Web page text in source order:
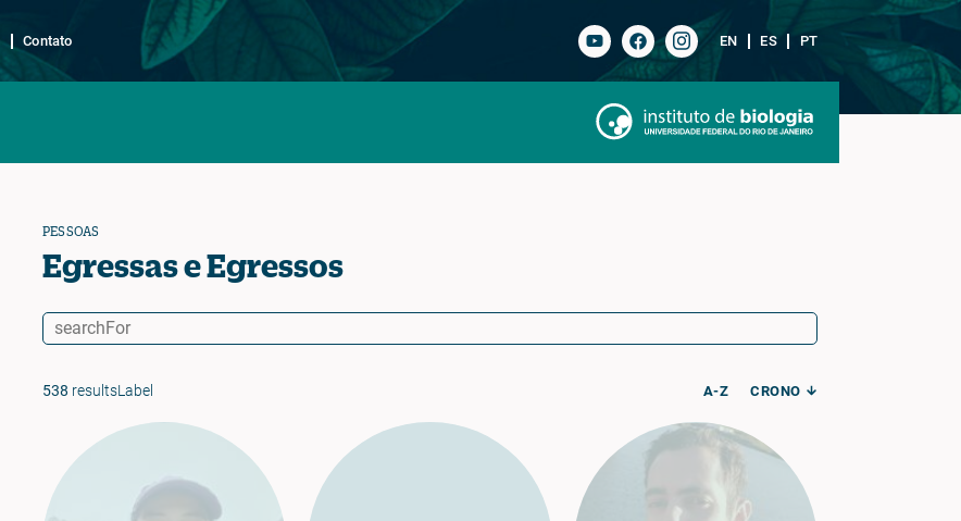
Contato EN ES PT
PESSOAS
Egressas e Egressos
538 resultsLabel A-Z CRONO